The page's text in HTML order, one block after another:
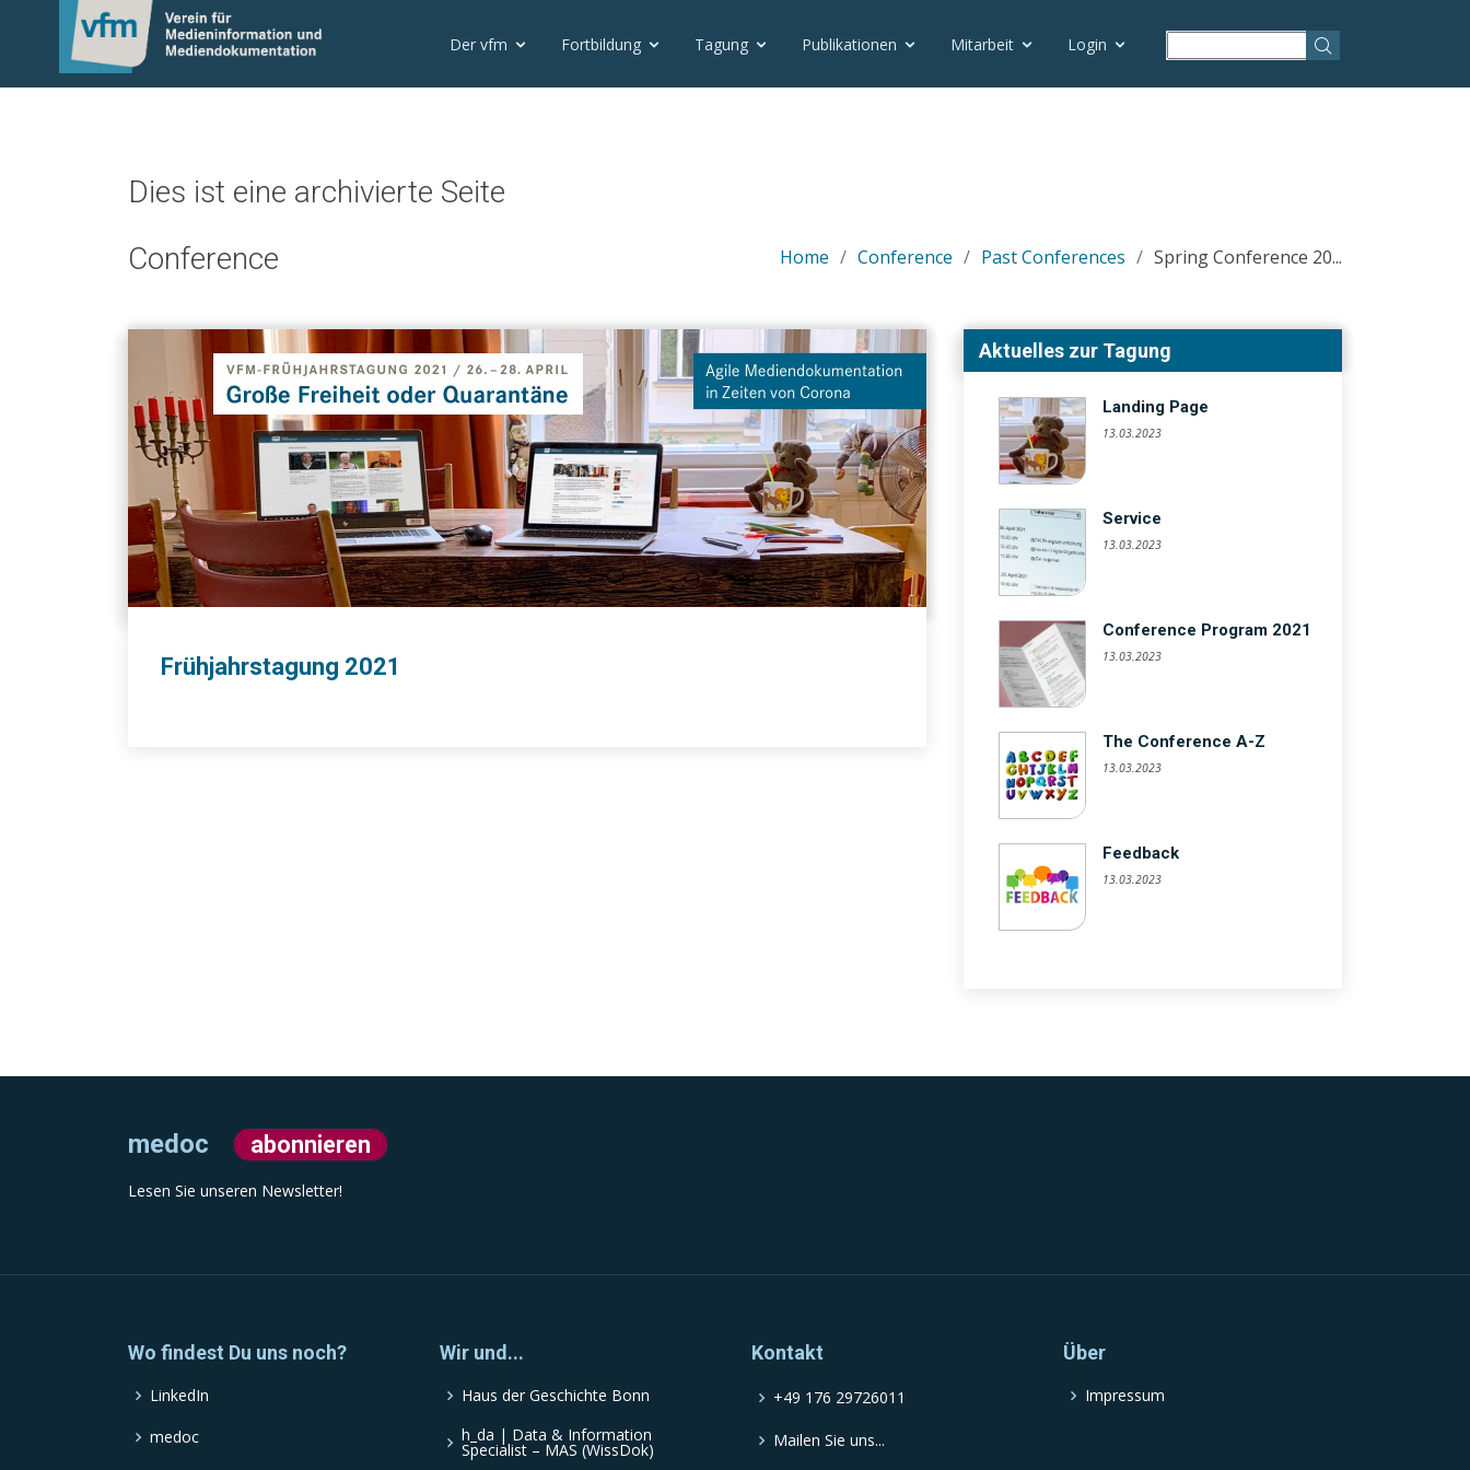
Der vfm Fortbildung Tagung Publikationen Mitarbeit Login
Dies ist eine archivierte Seite
Conference
Home Conference Past Conferences Spring Conference 20...
Frühjahrstagung 2021
Aktuelles zur Tagung
Landing Page
13.03.2023
Service
13.03.2023
Conference Program 2021
13.03.2023
The Conference A-Z
13.03.2023
Feedback
13.03.2023
medoc abonnieren
Lesen Sie unseren Newsletter!
Wo findest Du uns noch?
LinkedIn
medoc
Wir und...
Haus der Geschichte Bonn
h_da | Data & Information
Specialist – MAS (WissDok)
Kontakt
+49 176 29726011
Mailen Sie uns...
Über
Impressum